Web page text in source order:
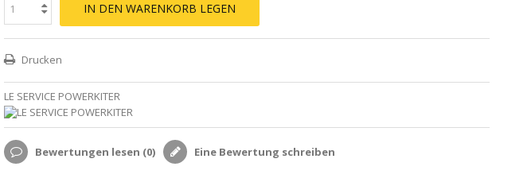
IN DEN WARENKORB LEGEN
Drucken
LE SERVICE POWERKITER
Bewertungen lesen (0) Eine Bewertung schreiben